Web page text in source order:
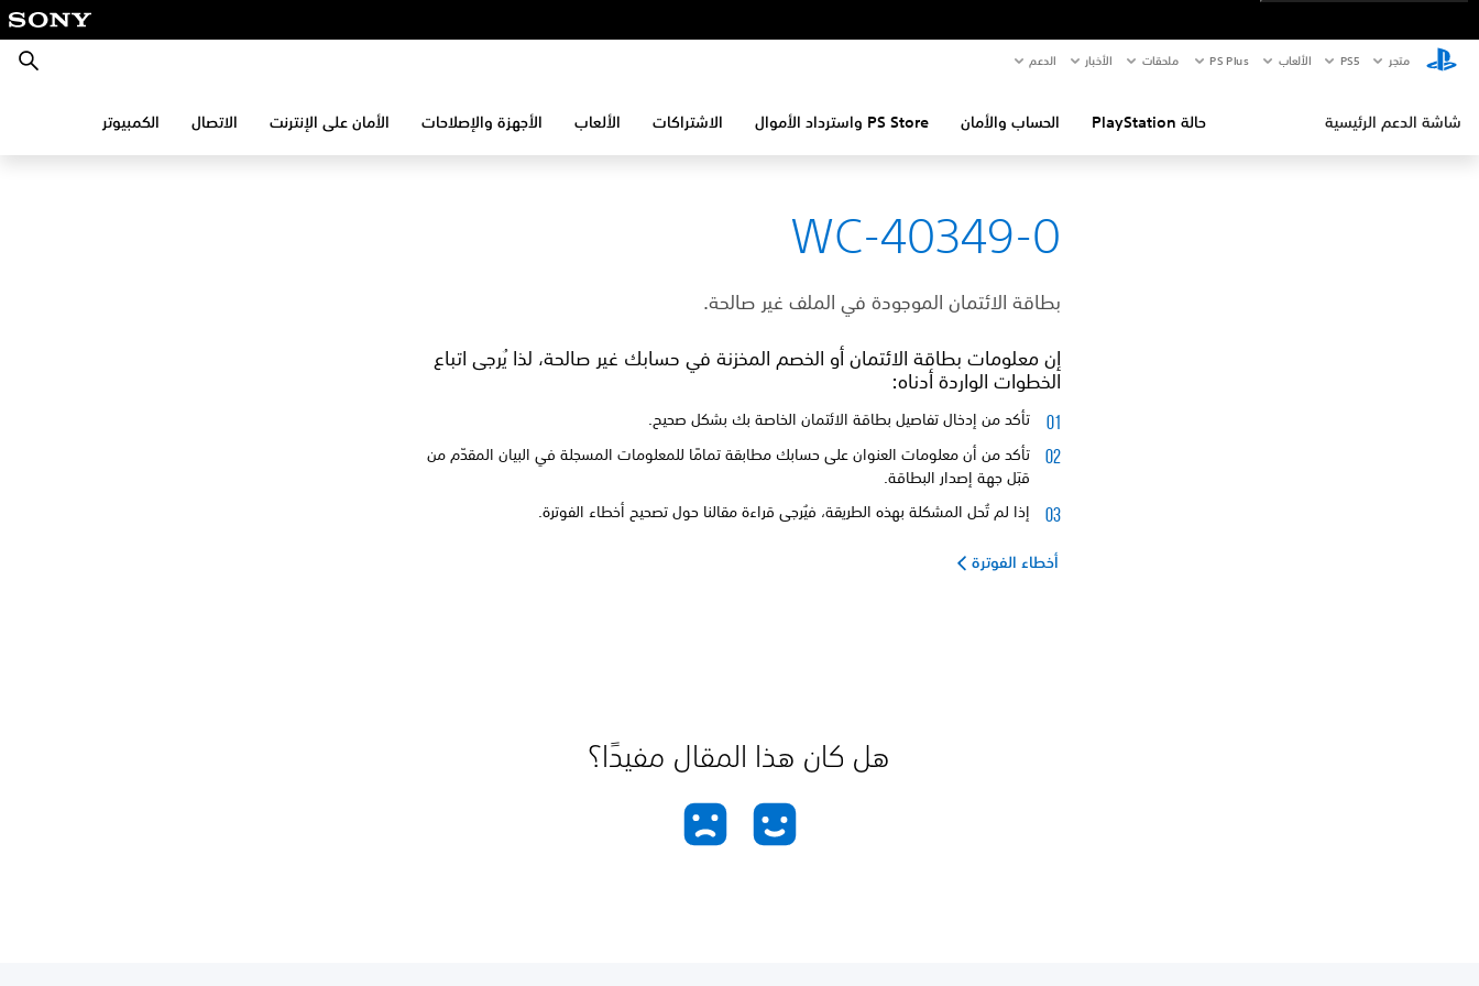
متجر PS5‏ الألعاب PS Plus ملحقات الأخبار الدعم بحث
شاشة الدعم الرئيسية حالة PlayStation الحساب والأمان PS Store واسترداد الأموال الاشتراكات الألعاب الأجهزة والإصلاحات الأمان على الإنترنت الاتصال الكمبيوتر
WC-40349-0
بطاقة الائتمان الموجودة في الملف غير صالحة.
إن معلومات بطاقة الائتمان أو الخصم المخزنة في حسابك غير صالحة، لذا يُرجى اتباع
الخطوات الواردة أدناه:
تأكد من إدخال تفاصيل بطاقة الائتمان الخاصة بك بشكل صحيح.
تأكد من أن معلومات العنوان على حسابك مطابقة تمامًا للمعلومات المسجلة في البيان المقدّم من
قبَل جهة إصدار البطاقة.
إذا لم تُحل المشكلة بهذه الطريقة، فيُرجى قراءة مقالنا حول تصحيح أخطاء الفوترة.
أخطاء الفوترة
هل كان هذا المقال مفيدًا؟